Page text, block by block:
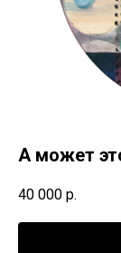
А может
40 000 р.